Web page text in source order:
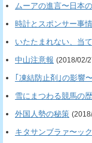
ムーアの進言〜日本
時計とスポンサー事情
いたたまれない、当
中山注意報 (2018/02/
｢凍結防止剤｣の影響
雪にまつわる競馬の
外国人勢の秘策
キタサンブラァ〜ッ